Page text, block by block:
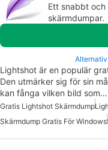
Ett snabbt
skärmdumpar.
Lightshot är en populär
Den utmärker sig för sin
kan fånga vilken bild som…
Gratis Lightshot Skärmdump
Skärmdump Gratis För Windows